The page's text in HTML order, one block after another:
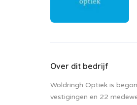
Over dit bedrijf
Woldringh Optiek is
vestigingen en 22